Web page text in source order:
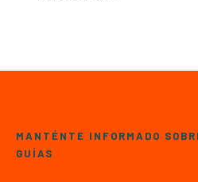
MANTÉNTE INFORMADO
GUÍAS